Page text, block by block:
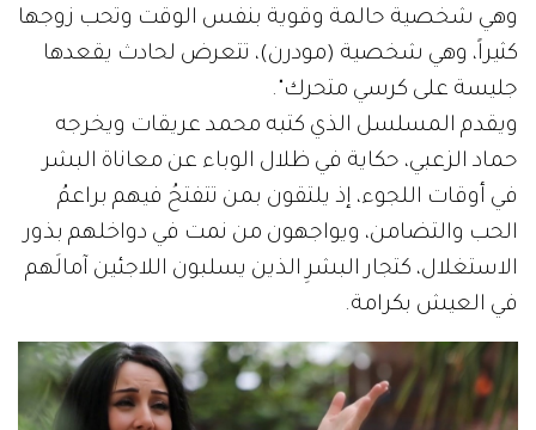
وهي شخصية حالمة وقوية بنفس الوقت وتحب زوجها
كثيراً، وهي شخصية (مودرن)، تتعرض لحادث يقعدها
جليسة على كرسي متحرك".
ويقدم المسلسل الذي كتبه محمد عريقات ويخرجه
حماد الزعبي، حكاية في ظلال الوباء عن معاناة البشر
في أوقات اللجوء، إذ يلتقون بمن تتفتحُ فيهم براعمُ
الحب والتضامن، ويواجهون من نمت في دواخلهم بذور
الاستغلال، كتجار البشرِ الذين يسلبون اللاجئين آمالَهم
في العيش بكرامة.